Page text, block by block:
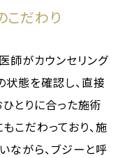
だわり
師がカウンセリング
状態を確認し、直接
とりに合った施術
こだわっており、施
ながら、ブジーと呼